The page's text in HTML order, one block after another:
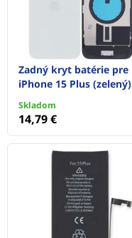
Zadný kryt batérie pre
iPhone 15 Plus (zelený)
Skladom
14,79 €